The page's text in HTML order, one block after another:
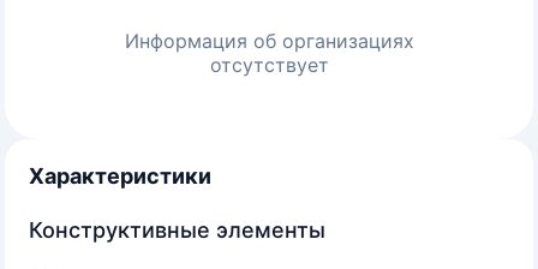
Информация об организациях
отсутствует
Характеристики
Конструктивные элементы